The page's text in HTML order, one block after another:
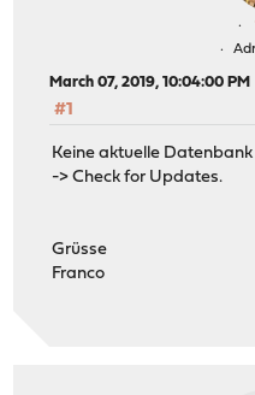
March 07, 2019, 10:04:00 PM
#1
Keine aktuelle
-> Check for Updates.
Grüsse
Franco